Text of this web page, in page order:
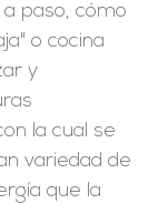
paso, cómo
o cocina
y
la cual se
variedad de
que la